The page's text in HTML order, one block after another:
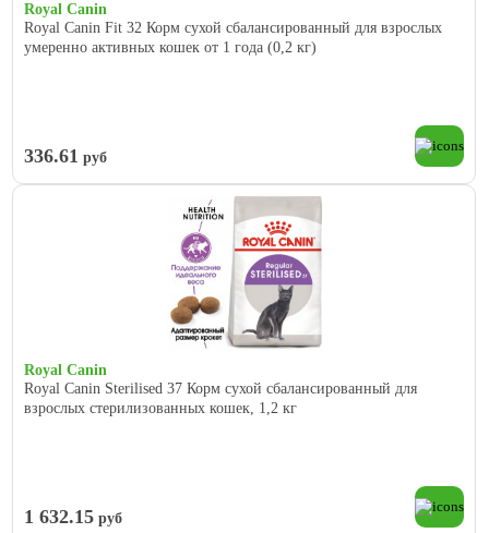
Royal Canin
Royal Canin Fit 32 Корм сухой сбалансированный для взрослых
умеренно активных кошек от 1 года (0,2 кг)
336.61 руб
Royal Canin
Royal Canin Sterilised 37 Корм сухой сбалансированный для
взрослых стерилизованных кошек, 1,2 кг
1 632.15 руб